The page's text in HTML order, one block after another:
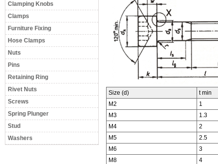
Clamping Knobs
Clamps
Furniture Fixing
Hose Clamps
Nuts
Pins
Retaining Ring
Rivet Nuts
Screws
Spring Plunger
Stud
Washers
Size (d)
t min
M2
1
M3
1.3
M4
2
M5
2.5
M6
3
M8
4